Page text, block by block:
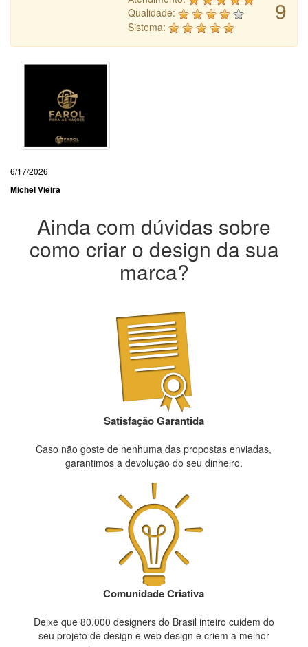
9
Qualidade:
Sistema:
6/17/2026
Michel Vieira
Ainda com dúvidas sobre
como criar o design da sua
marca?
Satisfação Garantida
Caso não goste de nenhuma das propostas enviadas,
garantimos a devolução do seu dinheiro.
Comunidade Criativa
Deixe que 80.000 designers do Brasil inteiro cuidem do
seu projeto de design e web design e criem a melhor